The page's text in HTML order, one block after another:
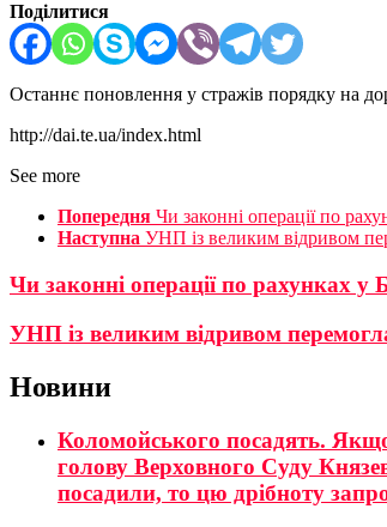
Поділитися
Останнє поновлення у стражів порядку на
http://dai.te.ua/index.html
See more
Попередня Чи законні операції по
Наступна УНП із великим відривом
Чи законні операції по рахунках у
УНП із великим відривом
Новини
Коломойського посадять.
голову Верховного Суду
посадили, то цю дрібноту